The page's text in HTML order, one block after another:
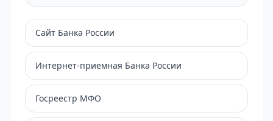
Сайт Банка России
Интернет-приемная Банка России
Госреестр МФО